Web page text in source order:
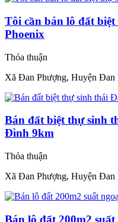
Tôi cần bán lô đất
Phoenix
Thỏa thuận
Xã Đan Phượng, Huyện Đan
Bán đất biệt thự sinh
Đình 9km
Thỏa thuận
Xã Đan Phượng, Huyện Đan
Bán lô đất 200m2